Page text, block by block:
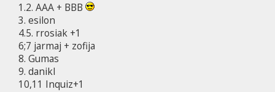
t
1.2. AAA + BBB
3. esilon
4.5. rrosiak +1
6;7 jarmaj + zofija
8. Gumas
9. danikl
10,11 Inquiz+1